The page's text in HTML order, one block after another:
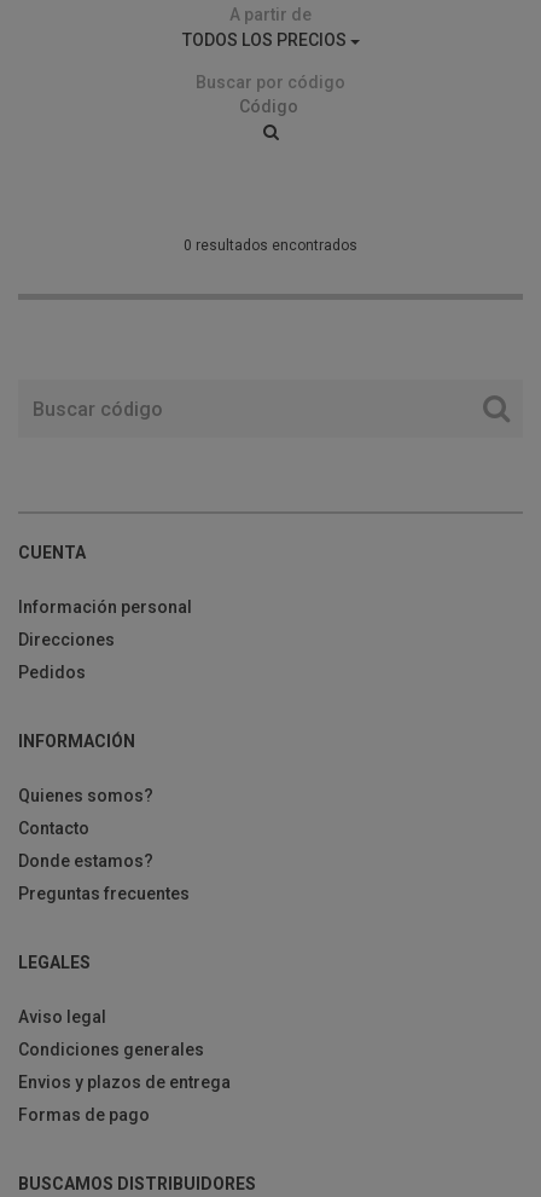
A partir de
TODOS LOS PRECIOS
Buscar por código
0 resultados encontrados
CUENTA
Información personal
Direcciones
Pedidos
INFORMACIÓN
Quienes somos?
Contacto
Donde estamos?
Preguntas frecuentes
LEGALES
Aviso legal
Condiciones generales
Envios y plazos de entrega
Formas de pago
BUSCAMOS DISTRIBUIDORES